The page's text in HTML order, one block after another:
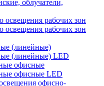
облучатели,
освещения рабочих зон
освещения рабочих зон
(линейные)
(линейные) LED
офисные
офисные LED
офисно-